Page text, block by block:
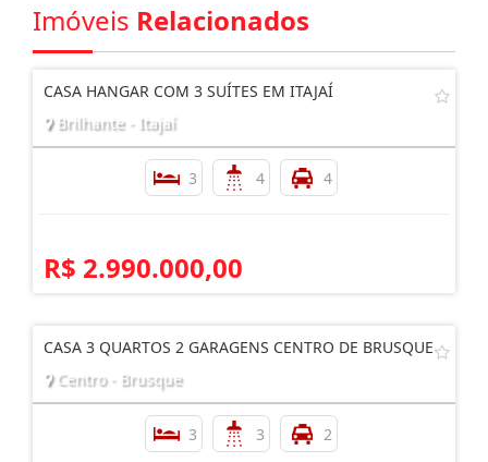
Imóveis Relacionados
CASA HANGAR COM 3 SUÍTES EM ITAJAÍ
Brilhante - Itajaí
3 4 4
R$ 2.990.000,00
CASA 3 QUARTOS 2 GARAGENS CENTRO DE BRUSQUE
Centro - Brusque
3 3 2